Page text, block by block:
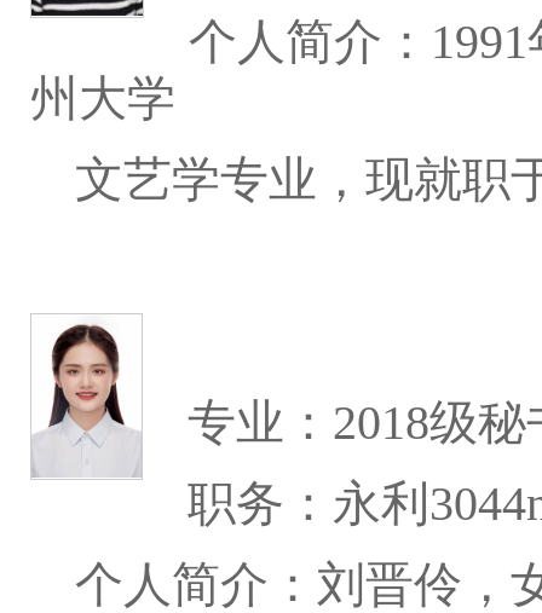
个人简介：
州大学
文艺学专业，现就职
专业：2018级秘
职务：永利
个人简介：刘晋伶，